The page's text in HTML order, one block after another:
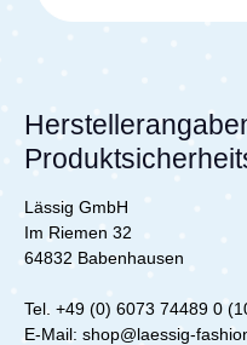
Lässig GmbH
Im Riemen 32
64832 Babenhausen
Tel. +49 (0) 6073 74489 0
E-Mail: shop@laessig-